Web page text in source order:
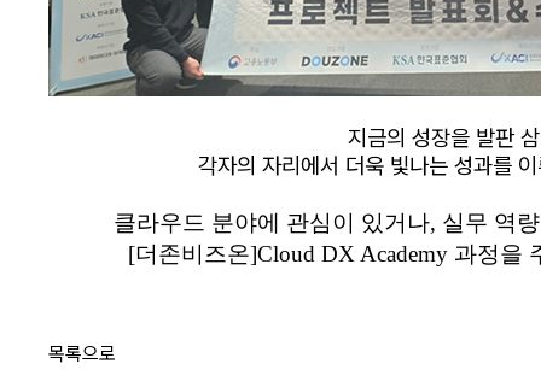
지금의 성장을 발판
각자의 자리에서 더욱 빛나는 성과를
클라우드 분야에 관심이 있거나, 실무 역
[더존비즈온]Cloud DX Academy 과정을
목록으로